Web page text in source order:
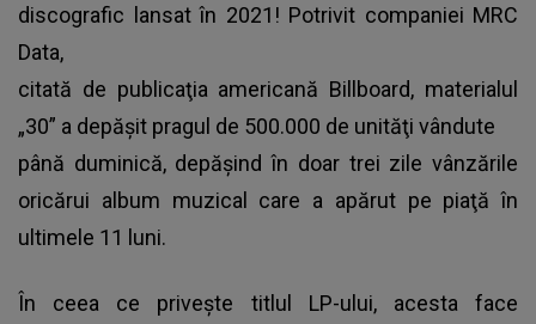
discografic lansat în 2021! Potrivit companiei MRC
Data,
citată de publicaţia americană Billboard, materialul
„30” a depăşit pragul de 500.000 de unităţi vândute
până duminică, depăşind în doar trei zile vânzările
oricărui album muzical care a apărut pe piaţă în
ultimele 11 luni.
În ceea ce privește titlul LP-ului, acesta face